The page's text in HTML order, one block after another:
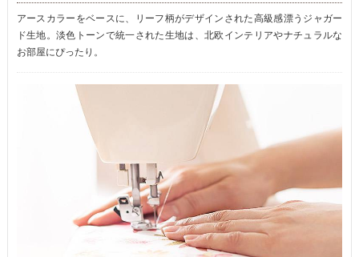
アースカラーをベースに、リーフ柄がデザインされた高級感漂うジャガー
ド生地。淡色トーンで統一された生地は、北欧インテリアやナチュラルな
お部屋にぴったり。